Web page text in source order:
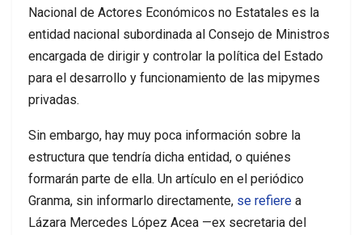
Nacional de Actores Económicos no Estatales es la
entidad nacional subordinada al Consejo de Ministros
encargada de dirigir y controlar la política del Estado
para el desarrollo y funcionamiento de las mipymes
privadas.
Sin embargo, hay muy poca información sobre la
estructura que tendría dicha entidad, o quiénes
formarán parte de ella. Un artículo en el periódico
Granma, sin informarlo directamente, se refiere a
Lázara Mercedes López Acea —ex secretaria del